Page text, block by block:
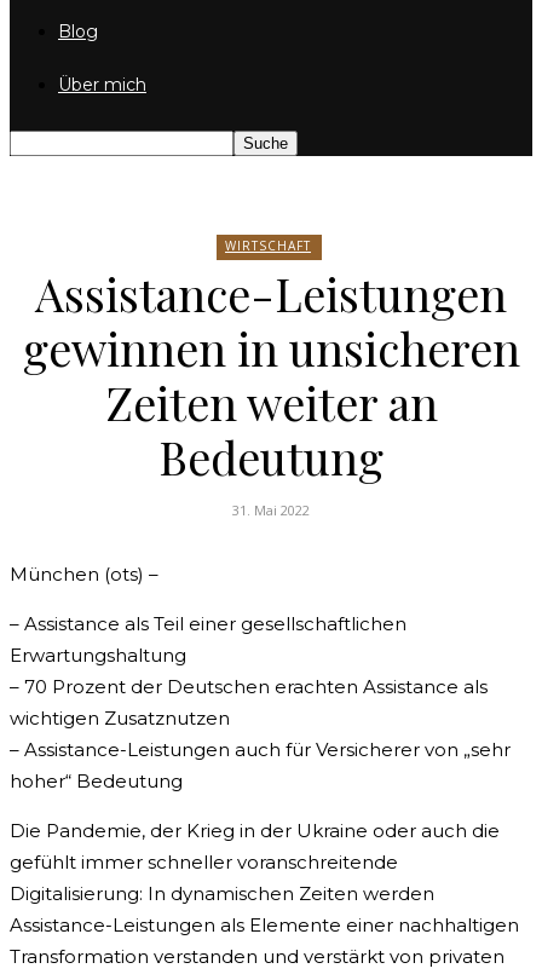
Blog
Über mich
WIRTSCHAFT
Assistance-Leistungen
gewinnen in unsicheren
Zeiten weiter an
Bedeutung
31. Mai 2022
München (ots) –
– Assistance als Teil einer gesellschaftlichen
Erwartungshaltung
– 70 Prozent der Deutschen erachten Assistance als
wichtigen Zusatznutzen
– Assistance-Leistungen auch für Versicherer von „sehr
hoher“ Bedeutung
Die Pandemie, der Krieg in der Ukraine oder auch die
gefühlt immer schneller voranschreitende
Digitalisierung: In dynamischen Zeiten werden
Assistance-Leistungen als Elemente einer nachhaltigen
Transformation verstanden und verstärkt von privaten